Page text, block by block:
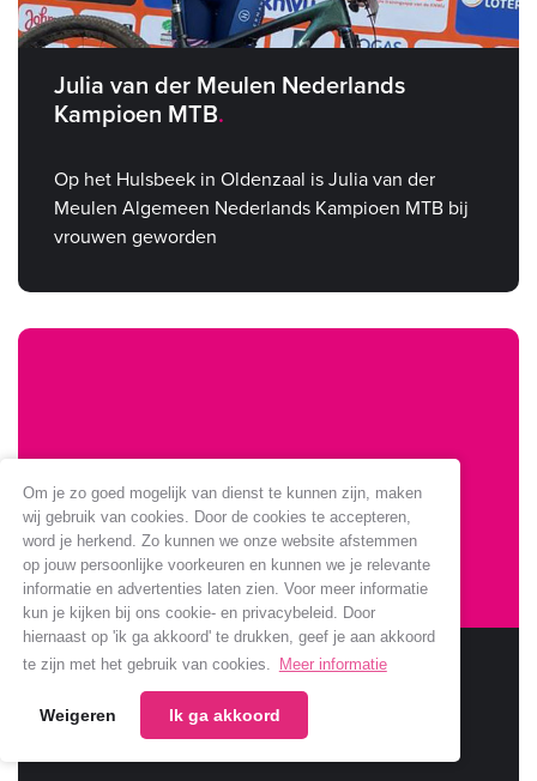
Om je zo goed mogelijk van dienst te kunnen zijn, maken
wij gebruik van cookies. Door de cookies te accepteren,
word je herkend. Zo kunnen we onze website afstemmen
op jouw persoonlijke voorkeuren en kunnen we je relevante
informatie en advertenties laten zien. Voor meer informatie
kun je kijken bij ons cookie- en privacybeleid. Door
hiernaast op 'ik ga akkoord' te drukken, geef je aan akkoord
te zijn met het gebruik van cookies.
Meer informatie
Weigeren Ik ga akkoord
Julia van der Meulen Nederlands
Kampioen MTB
Op het Hulsbeek in Oldenzaal is Julia van der
Meulen Algemeen Nederlands Kampioen MTB bij
vrouwen geworden
Sponsoring Jumbo verlengt
Jumbo verlengt samenwerking met onze club.